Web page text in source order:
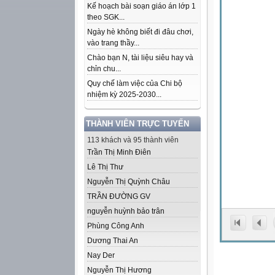
Kế hoạch bài soạn giáo án lớp 1
theo SGK...
Ngày hè không biết đi đâu chơi,
vào trang thầy...
Chào bạn N, tài liệu siêu hay và
chỉn chu...
Quy chế làm việc của Chi bộ
nhiệm kỳ 2025-2030...
THÀNH VIÊN TRỰC TUYẾN
113 khách và 95 thành viên
Trần Thị Minh Điên
Lê Thị Thư
Nguyễn Thị Quỳnh Châu
TRẦN ĐƯỜNG GV
nguyễn huỳnh bảo trân
Phùng Công Anh
Dương Thai An
Nay Der
Nguyễn Thị Hương